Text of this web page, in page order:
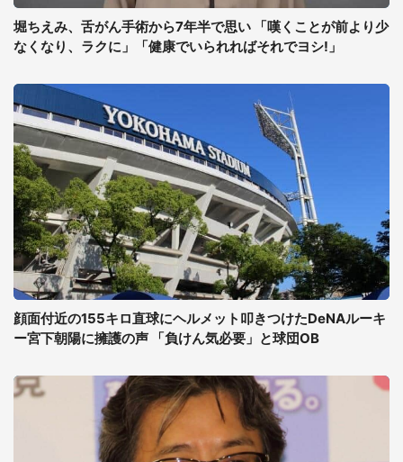
堀ちえみ、舌がん手術から7年半で思い 「嘆くことが前より少
なくなり、ラクに」「健康でいられればそれでヨシ!」
顔面付近の155キロ直球にヘルメット叩きつけたDeNAルーキ
ー宮下朝陽に擁護の声 「負けん気必要」と球団OB